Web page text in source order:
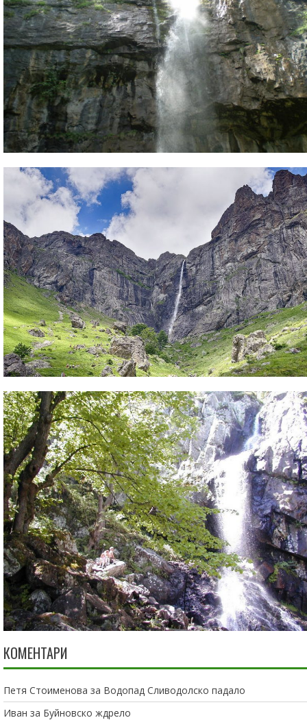
КОМЕНТАРИ
Петя Стоименова за Водопад Сливодолско падало
Иван за Буйновско ждрело